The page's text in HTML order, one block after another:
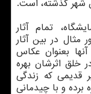
تمام آثار
مثال در بین آثار
بعنوان عكاس
خلق اثرشان بهره
قدیمی كه زندگی
برده و با چیدمانی